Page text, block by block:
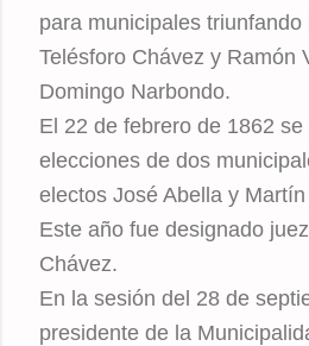
para municipales triunfando
Telésforo Chávez y Ramón
Domingo Narbondo.
El 22 de febrero de 1862
elecciones de dos
electos José Abella y
Este año fue designado
Chávez.
En la sesión del 28 de
presidente de la